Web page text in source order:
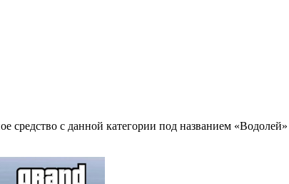
средство с данной категории под названием